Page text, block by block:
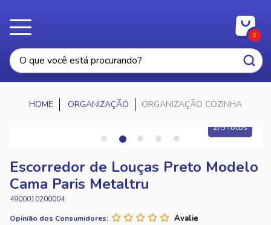
0
ORGANIZAÇÃO
ORGANIZAÇÃO COZINHA
2/5 fotos
Escorredor de Louças Preto Modelo
Cama Paris Metaltru
4900010200004
Opinião dos Consumidores: